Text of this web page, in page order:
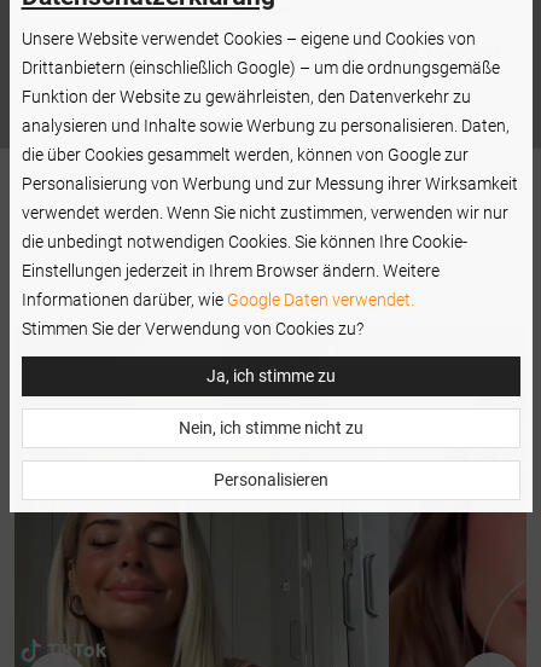
Stunden.
Unsere Website verwendet Cookies – eigene und Cookies von
Drittanbietern (einschließlich Google) – um die ordnungsgemäße
Funktion der Website zu gewährleisten, den Datenverkehr zu
analysieren und Inhalte sowie Werbung zu personalisieren. Daten,
die über Cookies gesammelt werden, können von Google zur
Personalisierung von Werbung und zur Messung ihrer Wirksamkeit
verwendet werden. Wenn Sie nicht zustimmen, verwenden wir nur
die unbedingt notwendigen Cookies. Sie können Ihre Cookie-
Einstellungen jederzeit in Ihrem Browser ändern. Weitere
Informationen darüber, wie Google Daten verwendet.
Stimmen Sie der Verwendung von Cookies zu?
Ja, ich stimme zu
Nein, ich stimme nicht zu
Personalisieren